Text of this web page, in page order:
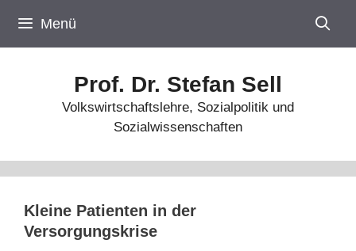
Inhalt
springen
Menü
Prof. Dr. Stefan Sell
Volkswirtschaftslehre, Sozialpolitik und
Sozialwissenschaften
Kleine Patienten in der
Versorgungskrise